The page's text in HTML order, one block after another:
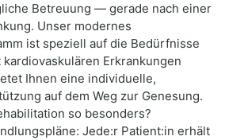
Betreuung — gerade nach einer
Unser modernes
ist speziell auf die Bedürfnisse
Erkrankungen
Ihnen eine individuelle,
auf dem Weg zur Genesung.
so besonders?
Jede:r Patient:in erhält